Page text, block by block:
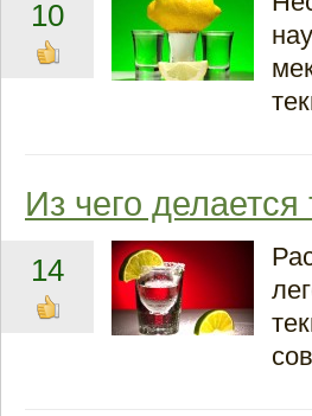
10
Из чего делается
14